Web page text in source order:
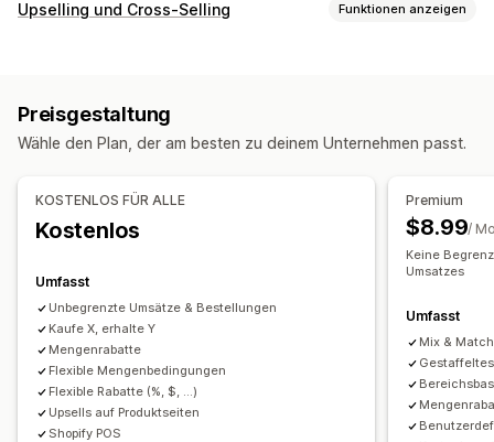
Bundle-Typen
Zusammenstellen einer Box
Probepackungen Abo-Boxen
Großhandels-Bundles
Häufig zusammen gekauft
Digitale Produkte
Die Preise kannst du festlegen
Feste Preisgestaltung
Mengenstaffelungen
Rabatte
Pauschalrabatte Prozentuale Rabatte
Warenkorbrabatte
Kostenloser Versand BOGO
Massenpreise
Upselling und Cross-Selling Funktionen anzeigen
Warenkorbeinschub
Benutzerdefiniertes HTML Mehrere Währungen
Produktempfehlungen
Bundles
Mengenstaffelungen Mengenrabatte
Abonnement-Upgrade
Analysen
Klickraten
Conversion-Raten
Empfehlungsleistung
Funnel-Leistung
Preisgestaltung
Wähle den Plan, der am besten zu deinem Unternehmen passt.
KOSTENLOS FÜR ALLE
Kostenlos
Umfasst
Unbegrenzte Umsätze & Bestellungen
Kaufe X, erhalte Y
Mengenrabatte
Flexible Mengenbedingungen
Flexible Rabatte (%, $, ...)
Upsells auf Produktseiten
Shopify POS
Premium
$8.99/
Keine
Umsatzes
Umfasst
Mix & Match